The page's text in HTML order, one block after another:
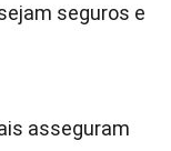
seguros e
asseguram